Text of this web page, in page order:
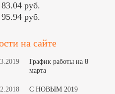
руб.
руб.
на сайте
График работы на 8
марта
С НОВЫМ 2019